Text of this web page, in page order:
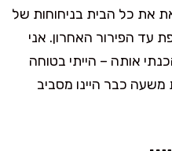
את כל הבית בניחוחות של
עד הפירור האחרון. אני
אותה – הייתי בטוחה
כבר היינו מסביב